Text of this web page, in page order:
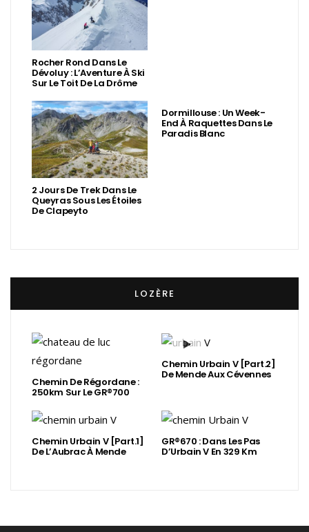
Rocher Rond Dans Le
Dévoluy : L’Aventure À Ski
Sur Le Toit De La Drôme
2 Jours De Trek Dans Le
Queyras Sous Les Étoiles
De Clapeyto
Dormillouse : Un Week-
End À Raquettes Dans Le
Paradis Blanc
LOZÈRE
Chemin De Régordane :
250km Sur Le GR®700
Chemin Urbain V [Part.2]
De Mende Aux Cévennes
Chemin Urbain V [Part.1]
De L’Aubrac À Mende
GR®670 : Dans Les Pas
D’Urbain V En 329 Km